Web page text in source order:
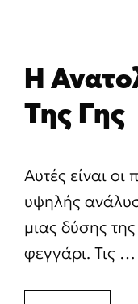
Η
Της Γης
Αυτές είναι
υψηλής
μιας δύσης
φεγγάρι. Τις …